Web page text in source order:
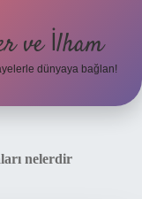
ve İlham
dünyaya bağlan!
nelerdir